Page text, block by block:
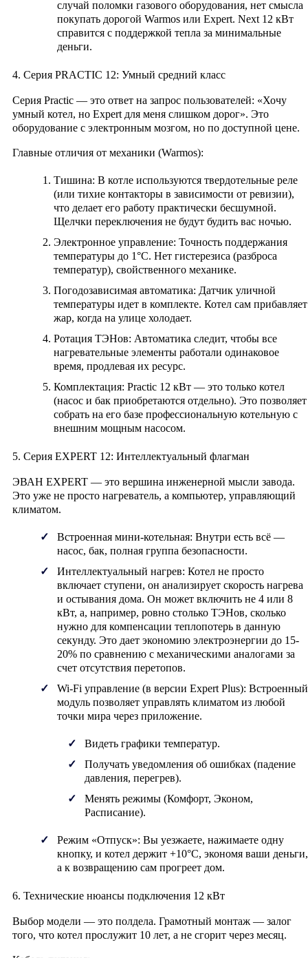
случай поломки газового оборудования, нет смысла
покупать дорогой Warmos или Expert. Next 12 кВт
справится с поддержкой тепла за минимальные
деньги.
4. Серия PRACTIC 12: Умный средний класс
Серия Practic — это ответ на запрос пользователей: «Хочу
умный котел, но Expert для меня слишком дорог». Это
оборудование с электронным мозгом, но по доступной цене.
Главные отличия от механики (Warmos):
Тишина: В котле используются твердотельные реле
(или тихие контакторы в зависимости от ревизии),
что делает его работу практически бесшумной.
Щелчки переключения не будут будить вас ночью.
Электронное управление: Точность поддержания
температуры до 1°C. Нет гистерезиса (разброса
температур), свойственного механике.
Погодозависимая автоматика: Датчик уличной
температуры идет в комплекте. Котел сам прибавляет
жар, когда на улице холодает.
Ротация ТЭНов: Автоматика следит, чтобы все
нагревательные элементы работали одинаковое
время, продлевая их ресурс.
Комплектация: Practic 12 кВт — это только котел
(насос и бак приобретаются отдельно). Это позволяет
собрать на его базе профессиональную котельную с
внешним мощным насосом.
5. Серия EXPERT 12: Интеллектуальный флагман
ЭВАН EXPERT — это вершина инженерной мысли завода.
Это уже не просто нагреватель, а компьютер, управляющий
климатом.
Встроенная мини-котельная: Внутри есть всё —
насос, бак, полная группа безопасности.
Интеллектуальный нагрев: Котел не просто
включает ступени, он анализирует скорость нагрева
и остывания дома. Он может включить не 4 или 8
кВт, а, например, ровно столько ТЭНов, сколько
нужно для компенсации теплопотерь в данную
секунду. Это дает экономию электроэнергии до 15-
20% по сравнению с механическими аналогами за
счет отсутствия перетопов.
Wi-Fi управление (в версии Expert Plus): Встроенный
модуль позволяет управлять климатом из любой
точки мира через приложение.
Видеть графики температур.
Получать уведомления об ошибках (падение
давления, перегрев).
Менять режимы (Комфорт, Эконом,
Расписание).
Режим «Отпуск»: Вы уезжаете, нажимаете одну
кнопку, и котел держит +10°C, экономя ваши деньги,
а к возвращению сам прогреет дом.
6. Технические нюансы подключения 12 кВт
Выбор модели — это полдела. Грамотный монтаж — залог
того, что котел прослужит 10 лет, а не сгорит через месяц.